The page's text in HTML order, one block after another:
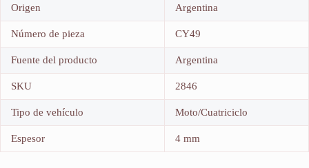
Origen Argentina
Número de pieza CY49
Fuente del producto Argentina
SKU 2846
Tipo de vehículo Moto/Cuatriciclo
Espesor 4 mm